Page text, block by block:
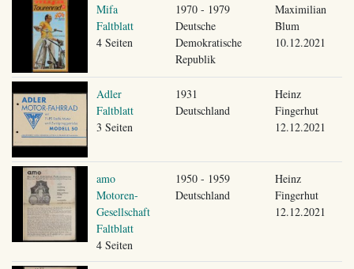
Mifa
Faltblatt
4 Seiten
1970 - 1979
Deutsche
Demokratische
Republik
Maximilian
Blum
10.12.2021
Adler
Faltblatt
3 Seiten
1931
Deutschland
Heinz
Fingerhut
12.12.2021
amo
Motoren-
Gesellschaft
Faltblatt
4 Seiten
1950 - 1959
Deutschland
Heinz
Fingerhut
12.12.2021